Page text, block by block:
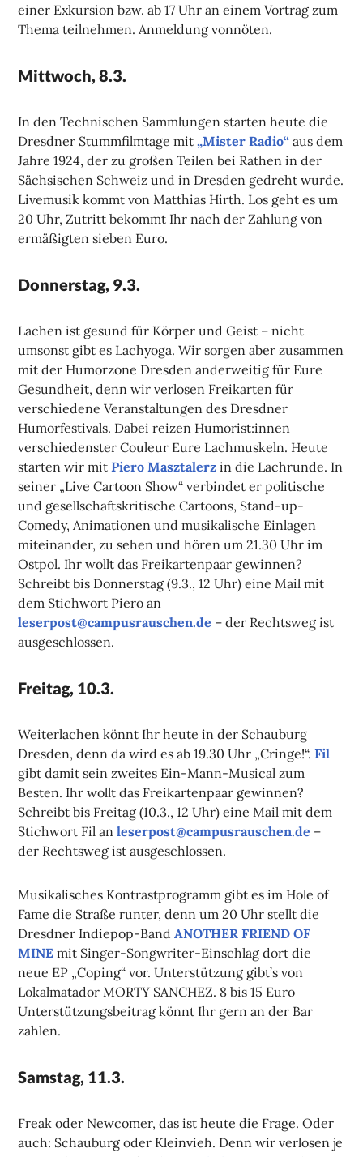
einer Exkursion bzw. ab 17 Uhr an einem Vortrag zum
Thema teilnehmen. Anmeldung vonnöten.
Mittwoch, 8.3.
In den Technischen Sammlungen starten heute die
Dresdner Stummfilmtage mit„Mister Radio“ aus dem
Jahre 1924, der zu großen Teilen bei Rathen in der
Sächsischen Schweiz und in Dresden gedreht wurde.
Livemusik kommt von Matthias Hirth. Los geht es um
20 Uhr, Zutritt bekommt Ihr nach der Zahlung von
ermäßigten sieben Euro.
Donnerstag, 9.3.
Lachen ist gesund für Körper und Geist – nicht
umsonst gibt es Lachyoga. Wir sorgen aber zusammen
mit der Humorzone Dresden anderweitig für Eure
Gesundheit, denn wir verlosen Freikarten für
verschiedene Veranstaltungen des Dresdner
Humorfestivals. Dabei reizen Humorist:innen
verschiedenster Couleur Eure Lachmuskeln. Heute
starten wir mitPiero Masztalerz in die Lachrunde. In
seiner „Live Cartoon Show“ verbindet er politische
und gesellschaftskritische Cartoons, Stand-up-
Comedy, Animationen und musikalische Einlagen
miteinander, zu sehen und hören um 21.30 Uhr im
Ostpol. Ihr wollt das Freikartenpaar gewinnen?
Schreibt bis Donnerstag (9.3., 12 Uhr) eine Mail mit
dem Stichwort Piero an
leserpost@campusrauschen.de – der Rechtsweg ist
ausgeschlossen.
Freitag, 10.3.
Weiterlachen könnt Ihr heute in der Schauburg
Dresden, denn da wird es ab 19.30 Uhr „Cringe!“.Fil
gibt damit sein zweites Ein-Mann-Musical zum
Besten. Ihr wollt das Freikartenpaar gewinnen?
Schreibt bis Freitag (10.3., 12 Uhr) eine Mail mit dem
Stichwort Fil anleserpost@campusrauschen.de –
der Rechtsweg ist ausgeschlossen.
Musikalisches Kontrastprogramm gibt es im Hole of
Fame die Straße runter, denn um 20 Uhr stellt die
Dresdner Indiepop-BandANOTHER FRIEND OF
MINE mit Singer-Songwriter-Einschlag dort die
neue EP „Coping“ vor. Unterstützung gibt’s von
Lokalmatador MORTY SANCHEZ. 8 bis 15 Euro
Unterstützungsbeitrag könnt Ihr gern an der Bar
zahlen.
Samstag, 11.3.
Freak oder Newcomer, das ist heute die Frage. Oder
auch: Schauburg oder Kleinvieh. Denn wir verlosen je